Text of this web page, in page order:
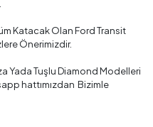
Katacak Olan Ford Transit
Önerimizdir.
Yada Tuşlu Diamond Modelleri
hattımızdan Bizimle